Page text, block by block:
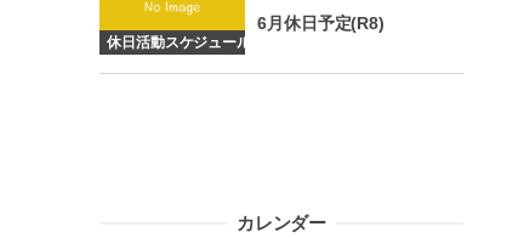
休日活動スケジュール
6月休日予定(R8)
カレンダー